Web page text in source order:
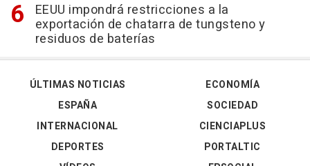
EEUU impondrá restricciones a la
exportación de chatarra de tungsteno y
residuos de baterías
ÚLTIMAS NOTICIAS
ESPAÑA
INTERNACIONAL
DEPORTES
ECONOMÍA
SOCIEDAD
CIENCIAPLUS
PORTALTIC